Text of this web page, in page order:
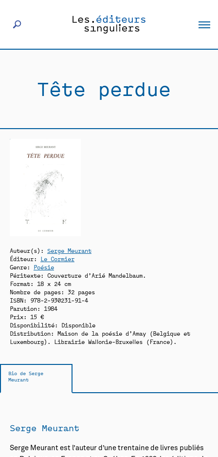
Actualités
Rencontres
Tête perdue
Auteur(s): Serge Meurant
Éditeur: Le Cormier
Genre: Poésie
Péritexte: Couverture d’Arié Mandelbaum.
Format: 18 x 24 cm
Nombre de pages: 32 pages
ISBN: 978-2-930231-91-4
Parution: 1984
Prix: 15 €
Disponibilité:
Disponible
Distribution: Maison de la poésie d’Amay (Belgique et
Luxembourg). Librairie Wallonie-Bruxelles (France).
Bio de Serge
Meurant
Serge Meurant
Serge Meurant est l’auteur d’une trentaine de livres publiés